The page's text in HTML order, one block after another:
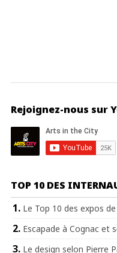
Rejoignez-nous sur
TOP 10 DES
Le Top 10 des expos
Escapade à Cognac et
Le design selon Pierre